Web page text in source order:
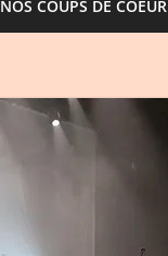
NOS COUPS DE COEUR